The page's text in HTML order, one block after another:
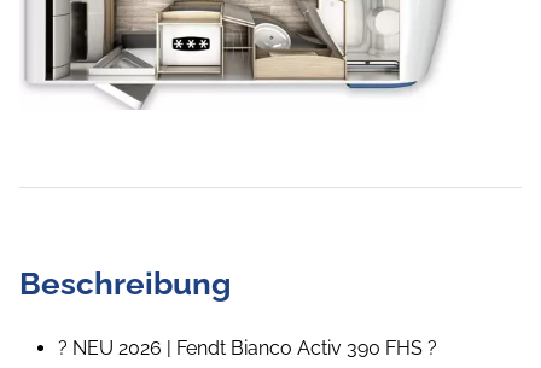
Beschreibung
? NEU 2026 | Fendt Bianco Activ 390 FHS ?